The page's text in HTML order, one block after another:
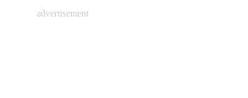
advertisement